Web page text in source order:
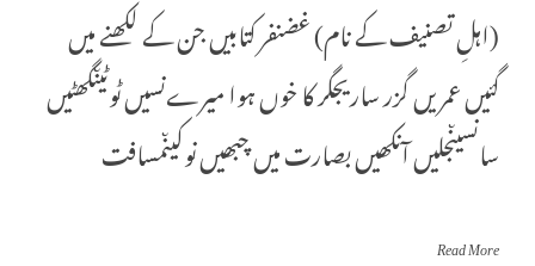
(اہلِ تصنیف کے نام) غضنفر کتابیں جن کے لکھنے میں
گئیں عمریں گزر ساریجگر کا خوں ہوا میرےنسیں ٹوٹیںگھٹیں
سانسیںجلیں آنکھیں بصارت میں چبھیں نوکیںمسافت
Read More